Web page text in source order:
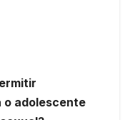
o adolescente